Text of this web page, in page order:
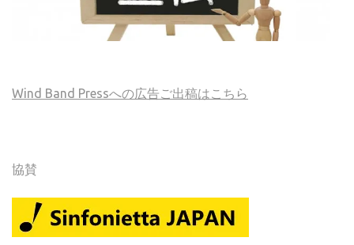
Wind Band Pressへの広告ご出稿はこちら
協賛